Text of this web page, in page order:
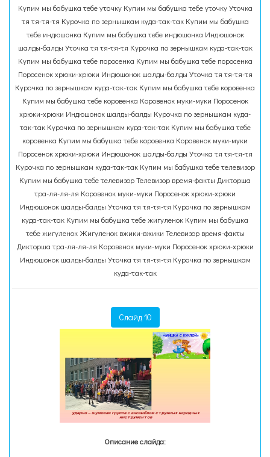
Купим мы бабушка тебе уточку Купим мы бабушка тебе уточку Уточка
тя тя-тя-тя Курочка по зернышкам куда-так-так Купим мы бабушка
тебе индюшонка Купим мы бабушка тебе индюшонка Индюшонок
шалды-балды Уточка тя тя-тя-тя Курочка по зернышкам куда-так-так
Купим мы бабушка тебе поросенка Купим мы бабушка тебе поросенка
Поросенок хрюки-хрюки Индюшонок шалды-балды Уточка тя тя-тя-тя
Курочка по зернышкам куда-так-так Купим мы бабушка тебе коровенка
Купим мы бабушка тебе коровенка Коровенок муки-муки Поросенок
хрюки-хрюки Индюшонок шалды-балды Курочка по зернышкам куда-
так-так Курочка по зернышкам куда-так-так Купим мы бабушка тебе
коровенка Купим мы бабушка тебе коровенка Коровенок муки-муки
Поросенок хрюки-хрюки Индюшонок шалды-балды Уточка тя тя-тя-тя
Курочка по зернышкам куда-так-так Купим мы бабушка тебе телевизор
Купим мы бабушка тебе телевизор Телевизор время-факты Дикторша
тра-ля-ля-ля Коровенок муки-муки Поросенок хрюки-хрюки
Индюшонок шалды-балды Уточка тя тя-тя-тя Курочка по зернышкам
куда-так-так Купим мы бабушка тебе жигуленок Купим мы бабушка
тебе жигуленок Жигуленок вжики-вжики Телевизор время-факты
Дикторша тра-ля-ля-ля Коровенок муки-муки Поросенок хрюки-хрюки
Индюшонок шалды-балды Уточка тя тя-тя-тя Курочка по зернышкам
куда-так-так
Слайд 10
Описание слайда: